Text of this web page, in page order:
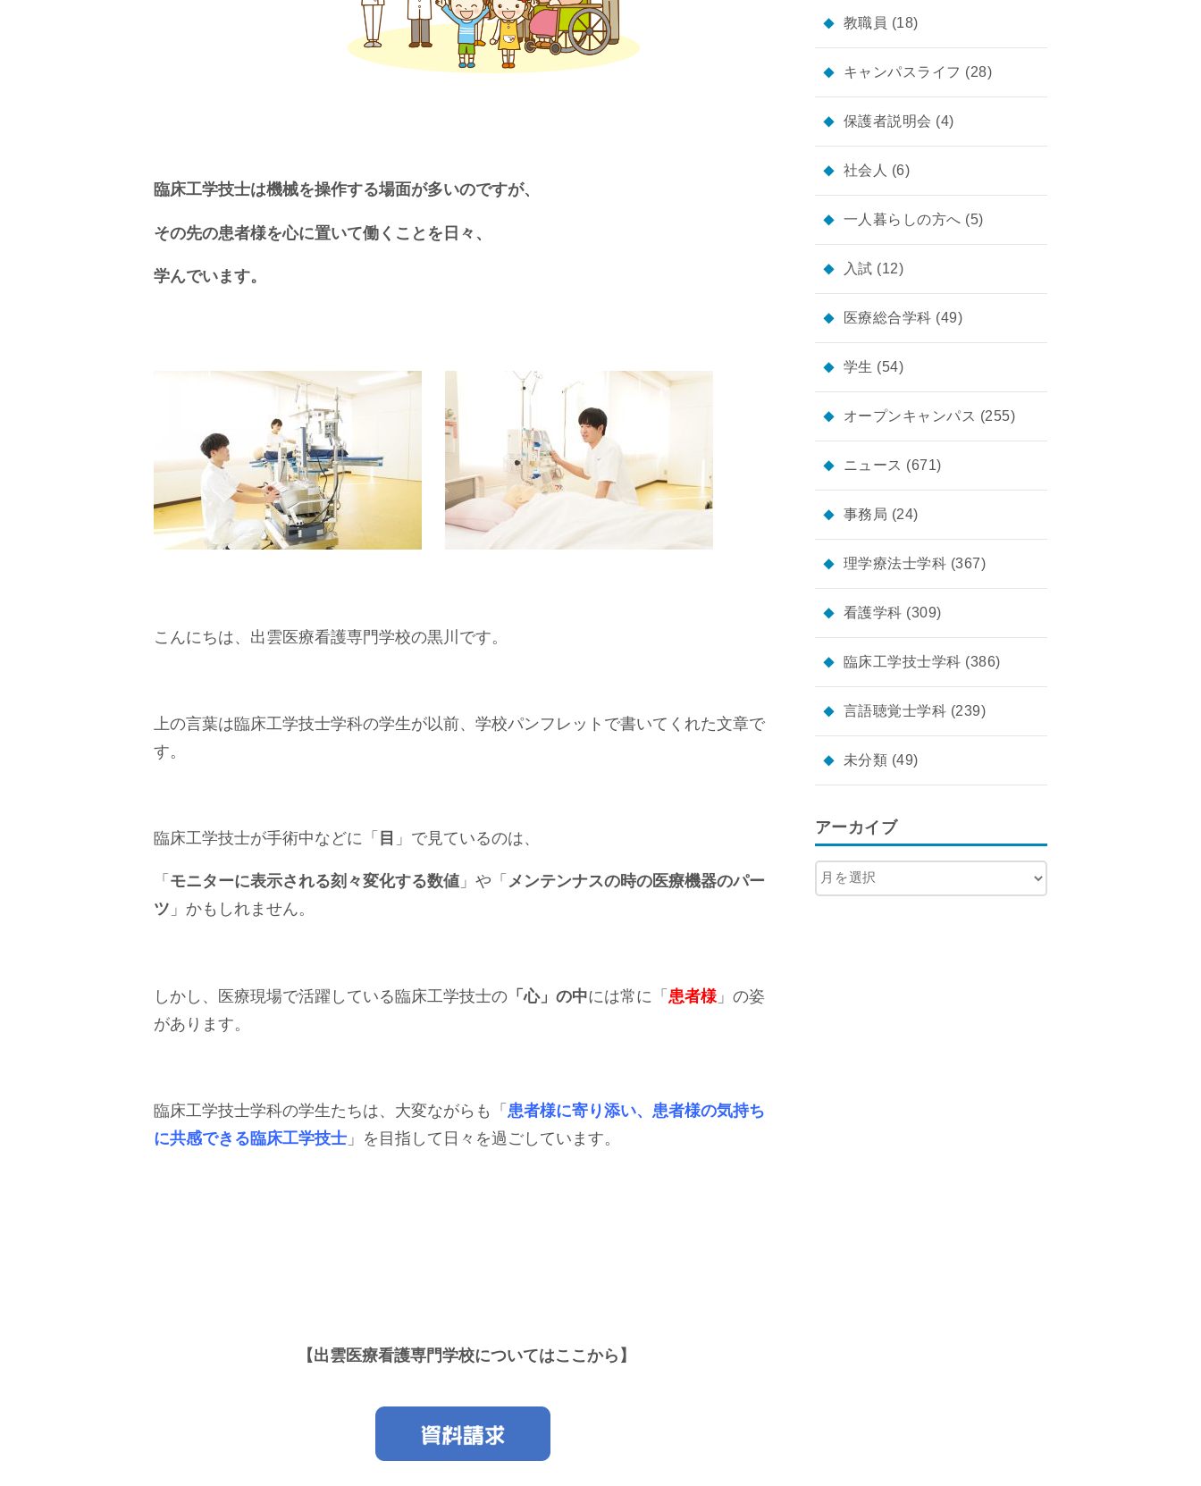
臨床工学技士は機械を操作する場面が多いのですが、
その先の患者様を心に置いて働くことを日々、
学んでいます。
こんにちは、出雲医療看護専門学校の黒川です。
上の言葉は臨床工学技士学科の学生が以前、学校パンフレットで書いてくれた文章で
す。
臨床工学技士が手術中などに「 目 」で見ているのは、
「 モニターに表示される刻々変化する数値 」や「 メンテンナスの時の医療機器のパー
ツ 」かもしれません。
しかし、医療現場で活躍している臨床工学技士の 「心」の中には常に「 患者様 」の姿
があります。
臨床工学技士学科の学生たちは、大変ながらも「 患者様に寄り添い、患者様の気持ち
に共感できる臨床工学技士 」を目指して日々を過ごしています。
【出雲医療看護専門学校についてはここから】
教職員 (18)
キャンパスライフ (28)
保護者説明会 (4)
社会人 (6)
一人暮らしの方へ (5)
入試 (12)
医療総合学科 (49)
学生 (54)
オープンキャンパス (255)
ニュース (671)
事務局 (24)
理学療法士学科 (367)
看護学科 (309)
臨床工学技士学科 (386)
言語聴覚士学科 (239)
未分類 (49)
アーカイブ